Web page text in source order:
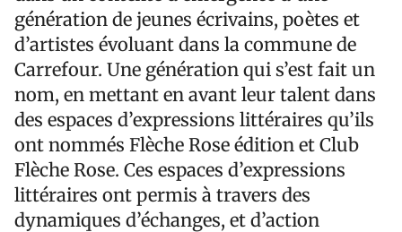
génération de jeunes écrivains, poètes et
d’artistes évoluant dans la commune de
Carrefour. Une génération qui s’est fait un
nom, en mettant en avant leur talent dans
des espaces d’expressions littéraires qu’ils
ont nommés Flèche Rose édition et Club
Flèche Rose. Ces espaces d’expressions
littéraires ont permis à travers des
dynamiques d’échanges, et d’action